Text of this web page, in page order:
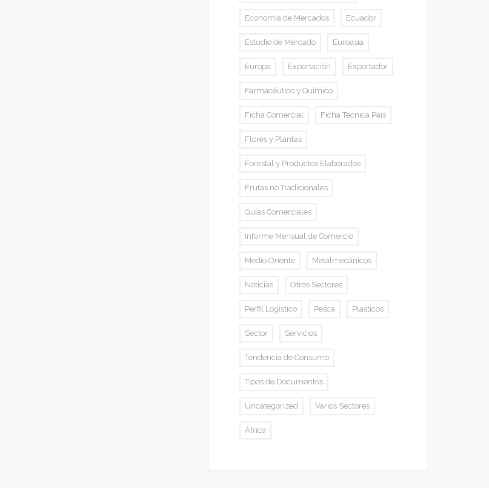
Economía de Mercados Ecuador
Estudio de Mercado Euroasia
Europa Exportación Exportador
Farmacéutico y Químico
Ficha Comercial Ficha Técnica País
Flores y Plantas
Forestal y Productos Elaborados
Frutas no Tradicionales
Guías Comerciales
Informe Mensual de Comercio
Medio Oriente Metalmecánicos
Noticias Otros Sectores
Perfil Logístico Pesca Plasticos
Sector Servicios
Tendencia de Consumo
Tipos de Documentos
Uncategorized Varios Sectores
África